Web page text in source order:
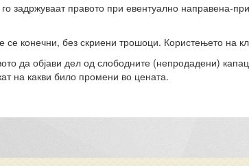
задржуваат правото при евентуално направена-
се конечни, без скриени трошоци. Користењетона
да објави дел од слободните (непродадени)
на какви било промени во цената.